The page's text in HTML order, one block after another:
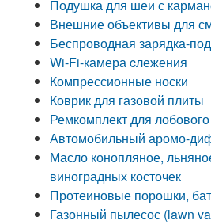
Подушка для шеи с
Внешние объективы для
Беспроводная зарядка-
Wi-Fi-камера cлежения
Компрессионные носки
Коврик для газовой плиты
Ремкомплект для
Автомобильный аромо-
Масло конопляное,
виноградных косточек
Протеиновые порошки,
Газонный пылесос (lawn